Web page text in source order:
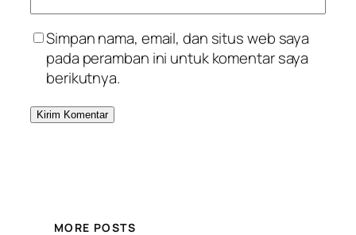
Simpan nama, email, dan situs web saya
pada peramban ini untuk komentar saya
berikutnya.
MORE POSTS